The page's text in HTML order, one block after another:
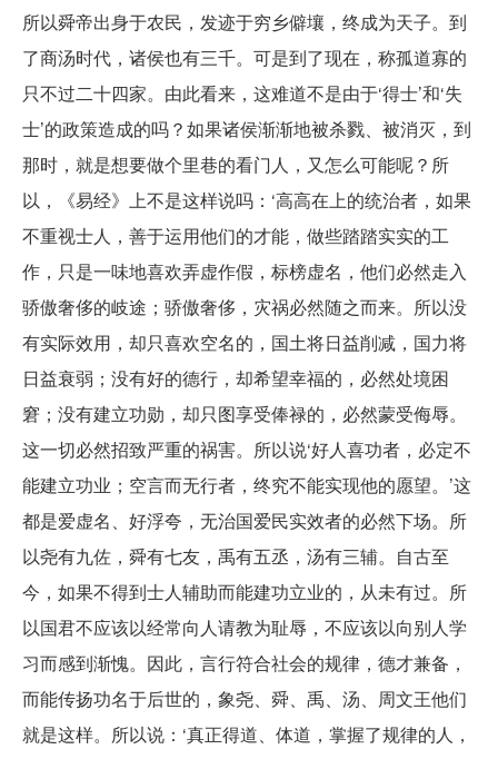
所以舜帝出身于农民，发迹于穷乡僻壤，终成为天子。到
了商汤时代，诸侯也有三千。可是到了现在，称孤道寡的
只不过二十四家。由此看来，这难道不是由于‘得士’和‘失
士’的政策造成的吗？如果诸侯渐渐地被杀戮、被消灭，到
那时，就是想要做个里巷的看门人，又怎么可能呢？所
以，《易经》上不是这样说吗：‘高高在上的统治者，如果
不重视士人，善于运用他们的才能，做些踏踏实实的工
作，只是一味地喜欢弄虚作假，标榜虚名，他们必然走入
骄傲奢侈的岐途；骄傲奢侈，灾祸必然随之而来。所以没
有实际效用，却只喜欢空名的，国土将日益削减，国力将
日益衰弱；没有好的德行，却希望幸福的，必然处境困
窘；没有建立功勋，却只图享受俸禄的，必然蒙受侮辱。
这一切必然招致严重的祸害。所以说‘好人喜功者，必定不
能建立功业；空言而无行者，终究不能实现他的愿望。’这
都是爱虚名、好浮夸，无治国爱民实效者的必然下场。所
以尧有九佐，舜有七友，禹有五丞，汤有三辅。自古至
今，如果不得到士人辅助而能建功立业的，从未有过。所
以国君不应该以经常向人请教为耻辱，不应该以向别人学
习而感到渐愧。因此，言行符合社会的规律，德才兼备，
而能传扬功名于后世的，象尧、舜、禹、汤、周文王他们
就是这样。所以说：‘真正得道、体道，掌握了规律的人，